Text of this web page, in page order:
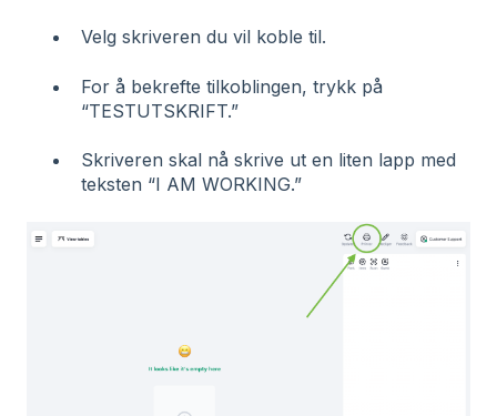
Velg skriveren du vil koble til.
For å bekrefte tilkoblingen, trykk på
“TESTUTSKRIFT.”
Skriveren skal nå skrive ut en liten lapp med
teksten “I AM WORKING.”